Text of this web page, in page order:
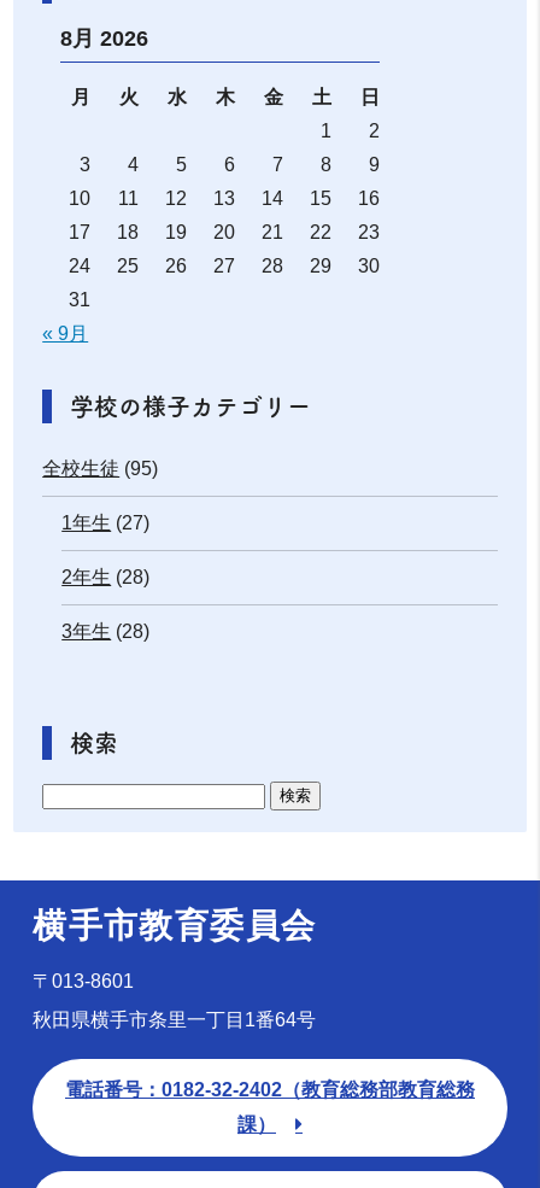
8月 2026
月 火 水 木 金 土
日
1
2
3
4 5 6 7 8
9
10
11 12 13 14 15
16
17
18 19 20 21 22
23
24
25 26 27 28 29
30
31
« 9月
学校の様子カテゴリー
全校生徒 (95)
1年生 (27)
2年生 (28)
3年生 (28)
検索
横手市教育委員会
〒013-8601
秋田県横手市条里一丁目1番64号
電話番号：0182-32-2402（教育総務部教育総務
課）